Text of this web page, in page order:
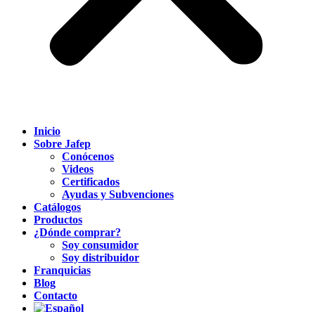
Inicio
Sobre Jafep
Conócenos
Videos
Certificados
Ayudas y Subvenciones
Catálogos
Productos
¿Dónde comprar?
Soy consumidor
Soy distribuidor
Franquicias
Blog
Contacto